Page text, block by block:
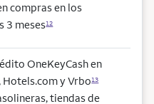
compras en los
3 meses12
OneKeyCash en
Hotels.com y Vrbo13
tiendas de